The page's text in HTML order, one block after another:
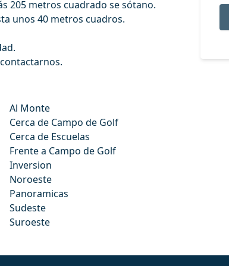
205 metros cuadrado se sótano.
unos 40 metros cuadros.
Al Monte
Cerca de Campo de Golf
Cerca de Escuelas
Frente a Campo de Golf
Inversion
Noroeste
Panoramicas
Sudeste
Suroeste